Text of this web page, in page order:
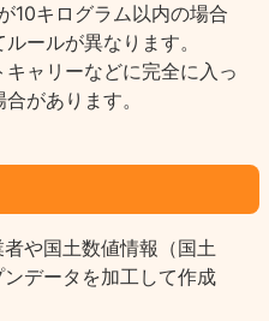
10キログラム以内の場合
ールが異なります。
ャリーなどに完全に入っ
があります。
や国土数値情報（国土
データを加工して作成